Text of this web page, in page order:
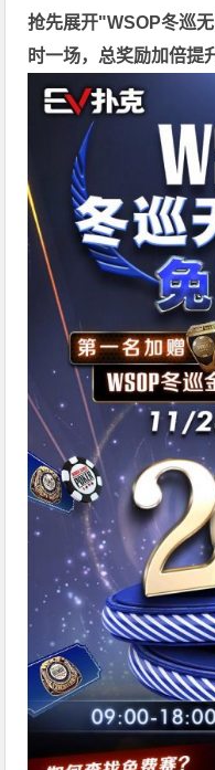
抢先展开"WSOP冬巡
时一场，总奖励加倍提